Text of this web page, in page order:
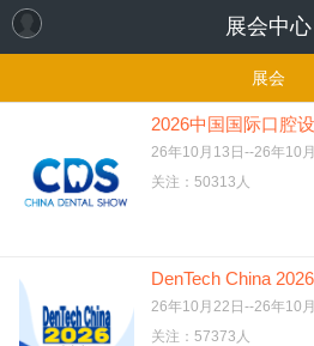
展会中心
展会
2026中国国际口腔
26年10月13日--26年10
关注：50313人
DenTech China
26年10月22日--26年10
关注：57373人